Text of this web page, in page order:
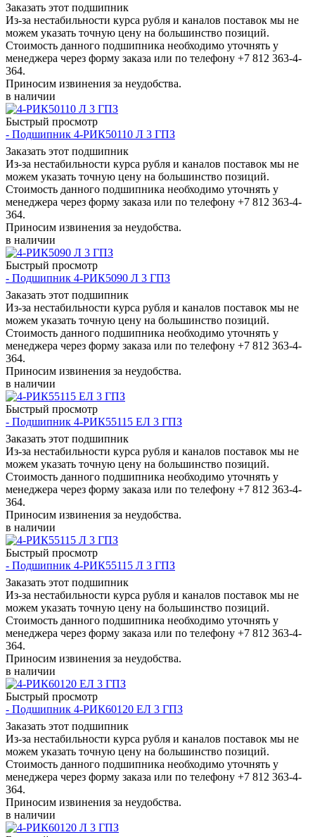
Заказать этот подшипник
Из-за нестабильности курса рубля и каналов поставок мы не
можем указать точную цену на большинство позиций.
Стоимость данного подшипника необходимо уточнять у
менеджера через форму заказа или по телефону +7 812 363-4-
364.
Приносим извинения за неудобства.
в наличии
Быстрый просмотр
- Подшипник 4-РИК50110 Л 3 ГПЗ
Заказать этот подшипник
Из-за нестабильности курса рубля и каналов поставок мы не
можем указать точную цену на большинство позиций.
Стоимость данного подшипника необходимо уточнять у
менеджера через форму заказа или по телефону +7 812 363-4-
364.
Приносим извинения за неудобства.
в наличии
Быстрый просмотр
- Подшипник 4-РИК5090 Л 3 ГПЗ
Заказать этот подшипник
Из-за нестабильности курса рубля и каналов поставок мы не
можем указать точную цену на большинство позиций.
Стоимость данного подшипника необходимо уточнять у
менеджера через форму заказа или по телефону +7 812 363-4-
364.
Приносим извинения за неудобства.
в наличии
Быстрый просмотр
- Подшипник 4-РИК55115 ЕЛ 3 ГПЗ
Заказать этот подшипник
Из-за нестабильности курса рубля и каналов поставок мы не
можем указать точную цену на большинство позиций.
Стоимость данного подшипника необходимо уточнять у
менеджера через форму заказа или по телефону +7 812 363-4-
364.
Приносим извинения за неудобства.
в наличии
Быстрый просмотр
- Подшипник 4-РИК55115 Л 3 ГПЗ
Заказать этот подшипник
Из-за нестабильности курса рубля и каналов поставок мы не
можем указать точную цену на большинство позиций.
Стоимость данного подшипника необходимо уточнять у
менеджера через форму заказа или по телефону +7 812 363-4-
364.
Приносим извинения за неудобства.
в наличии
Быстрый просмотр
- Подшипник 4-РИК60120 ЕЛ 3 ГПЗ
Заказать этот подшипник
Из-за нестабильности курса рубля и каналов поставок мы не
можем указать точную цену на большинство позиций.
Стоимость данного подшипника необходимо уточнять у
менеджера через форму заказа или по телефону +7 812 363-4-
364.
Приносим извинения за неудобства.
в наличии